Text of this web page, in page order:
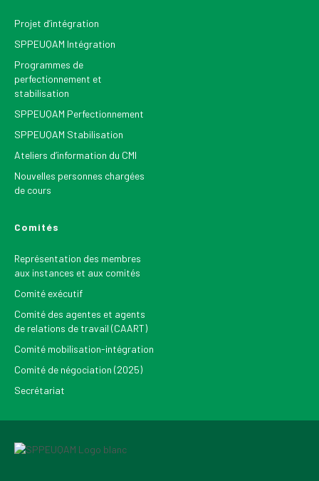
Projet d’intégration
SPPEUQAM Intégration
Programmes de
perfectionnement et
stabilisation
SPPEUQAM Perfectionnement
SPPEUQAM Stabilisation
Ateliers d’information du CMI
Nouvelles personnes chargées
de cours
Comités
Représentation des membres
aux instances et aux comités
Comité exécutif
Comité des agentes et agents
de relations de travail (CAART)
Comité mobilisation-intégration
Comité de négociation (2025)
Secrétariat